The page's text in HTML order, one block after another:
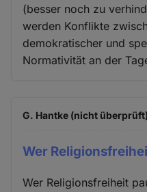
(besser noch zu
werden Konflikte
demokratischer und
Normativität an der
G. Hantke (nicht überprüft)
Wer
Wer Religionsfreiheit